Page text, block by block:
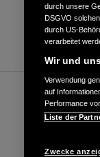
03949/
durch unsere
DSGVO
durch US-
verarbeitet
Wir und
Verwendung
auf
Performance
Liste der
Zwecke